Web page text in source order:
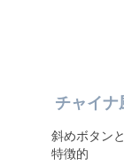
チャイナ
斜めボタン
特徴的